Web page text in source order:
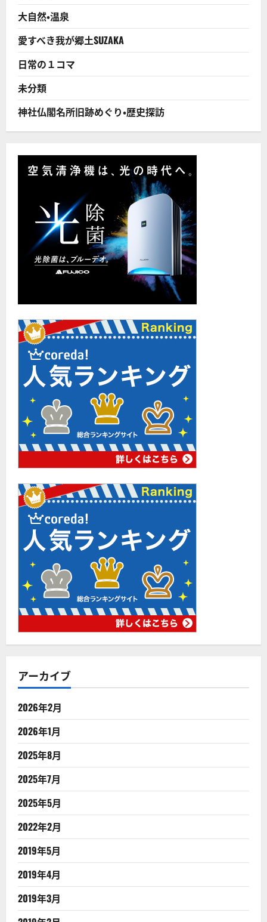
野
県
競
技
大
会
の
10
続
優
勝
腕
い
て
に
読
む
大自然・温泉
愛すべき我が郷土SUZAKA
日常の１コマ
未分類
神社仏閣名所旧跡めぐり・歴史探訪
アーカイブ
2026年2月
2026年1月
2025年8月
2025年7月
2025年5月
2022年2月
2019年5月
2019年4月
2019年3月